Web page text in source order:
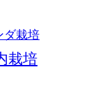
ダ栽培
栽培